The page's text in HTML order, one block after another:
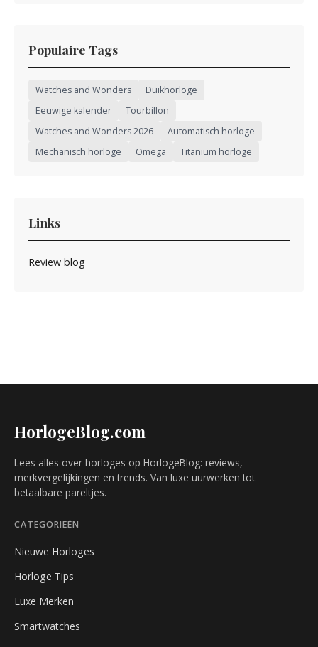
Populaire Tags
Watches and Wonders
Duikhorloge
Eeuwige kalender
Tourbillon
Watches and Wonders 2026
Automatisch horloge
Mechanisch horloge
Omega Titanium horloge
Links
Review blog
HorlogeBlog.com
Lees alles over horloges op HorlogeBlog: reviews,
merkvergelijkingen en trends. Van luxe uurwerken tot
betaalbare pareltjes.
CATEGORIEËN
Nieuwe Horloges
Horloge Tips
Luxe Merken
Smartwatches